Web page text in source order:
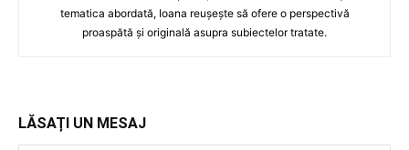
tematica abordată, Ioana reușește să ofere o perspectivă
proaspătă și originală asupra subiectelor tratate.
LĂSAȚI UN MESAJ